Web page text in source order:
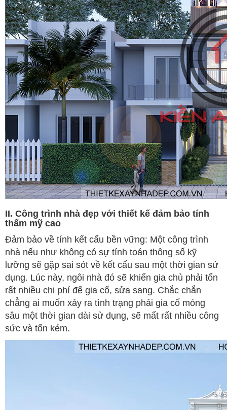
II. Công trình nhà đẹp với thiết kế đảm bảo tính
thẩm mỹ cao
Đảm bảo về tính kết cấu bền vững: Một công trình
nhà nếu như không có sự tính toán thông số kỹ
lưỡng sẽ gặp sai sót về kết cấu sau một thời gian sử
dụng. Lúc này, ngôi nhà đó sẽ khiến gia chủ phải tốn
rất nhiều chi phí để gia cố, sửa sang. Chắc chắn
chẳng ai muốn xảy ra tình trạng phải gia cố móng
sâu một thời gian dài sử dụng, sẽ mất rất nhiều công
sức và tốn kém.